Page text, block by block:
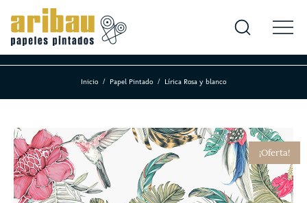
Inicio Papel Pintado Lírica Rosa y blanco
¡Oferta!